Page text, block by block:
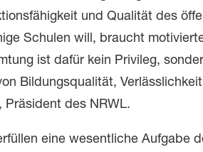
und Qualität des
Schulen will, braucht
ist dafür kein Privileg,
Bildungsqualität,
Präsident des NRWL.
eine wesentliche Aufgabe